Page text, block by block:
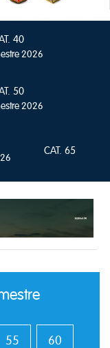
40
2026
50
2026
CAT. 65
55 60